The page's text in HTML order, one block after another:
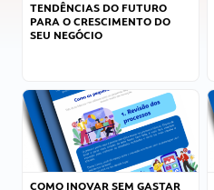
TENDÊNCIAS DO FUTURO
PARA O CRESCIMENTO DO
SEU NEGÓCIO
COMO INOVAR SEM GASTAR